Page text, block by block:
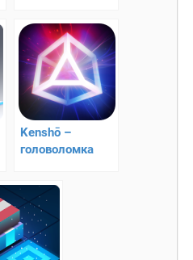
Kenshō –
головоломка